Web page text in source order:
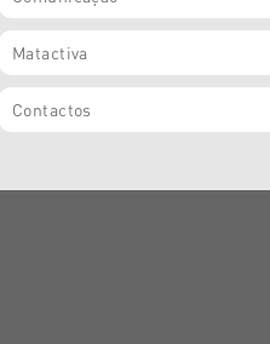
Matactiva
Contactos